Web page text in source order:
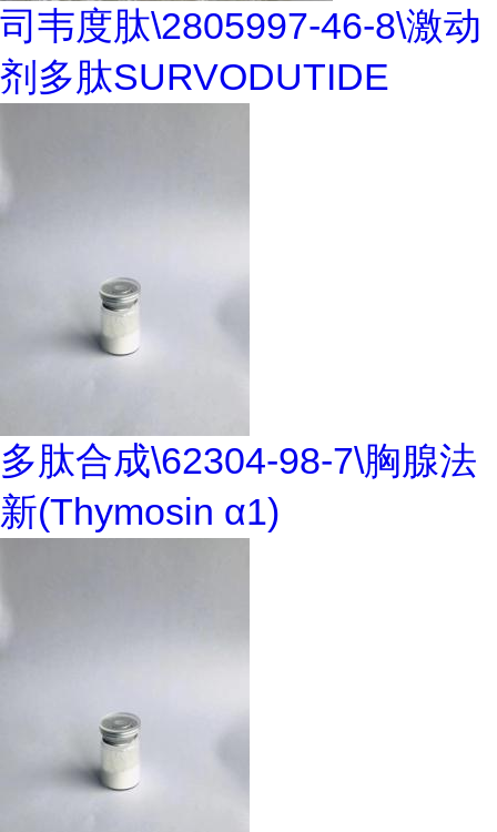
司韦度肽\2805997-46-8\激动
剂多肽SURVODUTIDE
多肽合成\62304-98-7\胸腺法
新(Thymosin α1)